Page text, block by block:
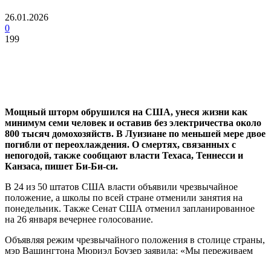
26.01.2026
0
199
Мощный шторм обрушился на США, унеся жизни как
минимум семи человек и оставив без электричества около
800 тысяч домохозяйств. В Луизиане по меньшей мере двое
погибли от переохлаждения. О смертях, связанных с
непогодой, также сообщают власти Техаса, Теннесси и
Канзаса, пишет Би-Би-си.
В 24 из 50 штатов США власти объявили чрезвычайное
положение, а школы по всей стране отменили занятия на
понедельник. Также Сенат США отменил запланированное
на 26 января вечернее голосование.
Объявляя режим чрезвычайного положения в столице страны,
мэр Вашингтона Мюриэл Боузер заявила: «Мы переживаем